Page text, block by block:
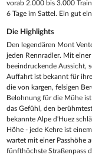
vorab 2.000 bis 3.000
6 Tage im Sattel. Ein gut
Die Highlights
Den legendären Mont
jeden Rennradler. Mit
beeindruckende Aussicht,
Auffahrt ist bekannt für
die von kargen, felsigen
Belohnung für die Mühe
das Gefühl, den
bekannte Alpe d'Huez
Höhe - jede Kehre ist
wartet mit einer Passhöhe
fünfthöchste Straßenpass